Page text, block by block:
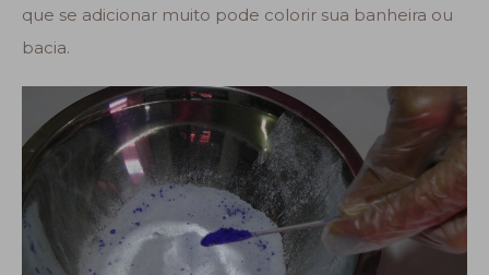
que se adicionar muito pode colorir sua banheira ou
bacia.